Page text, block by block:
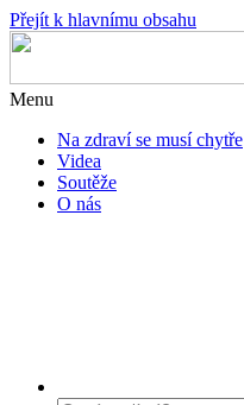
Přejít k hlavnímu obsahu
Menu
Na zdraví se musí chytře
Videa
Soutěže
O nás